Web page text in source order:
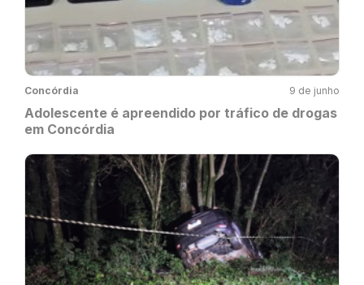
Concórdia 9 de junho
Adolescente é apreendido por tráfico de drogas
em Concórdia